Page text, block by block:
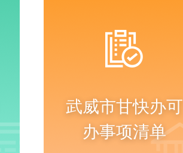
武威市甘快办可
办事项清单